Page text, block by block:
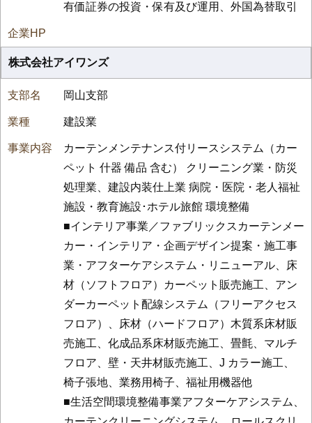
有価証券の投資・保有及び運用、外国為替取引
株式会社アイワンズ
岡山支部
建設業
カーテンメンテナンス付リースシステム（カー
ペット 什器 備品 含む） クリーニング業・防災
処理業、建設内装仕上業 病院・医院・老人福祉
施設・教育施設･ホテル旅館 環境整備
■インテリア事業／ファブリックスカーテンメー
カー・インテリア・企画デザイン提案・施工事
業・アフターケアシステム・リニューアル、床
材（ソフトフロア）カーペット販売施工、アン
ダーカーペット配線システム（フリーアクセス
フロア）、床材（ハードフロア）木質系床材販
売施工、化成品系床材販売施工、畳氈、マルチ
フロア、壁・天井材販売施工、J カラー施工、
椅子張地、業務用椅子、福祉用機器他
■生活空間環境整備事業アフターケアシステム、